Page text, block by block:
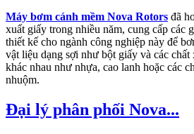
Máy bơm cánh mềm Nova Rotors đã
xuất giấy trong nhiều năm, cung cấp các
thiết kế cho ngành công nghiệp này để
vật liệu dạng sợi như bột giấy và các
khác nhau như nhựa, cao lanh hoặc các
nhuộm.
Đại lý phân phối Nova...